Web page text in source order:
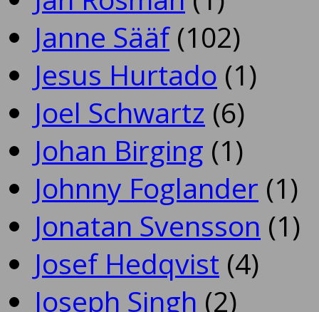
Janne Sääf(102)
Jesus Hurtado (1)
Joel Schwartz (6)
Johan Birging (1)
Johnny Foglander (1)
Jonatan Svensson (1)
Josef Hedqvist (4)
Joseph Singh (2)